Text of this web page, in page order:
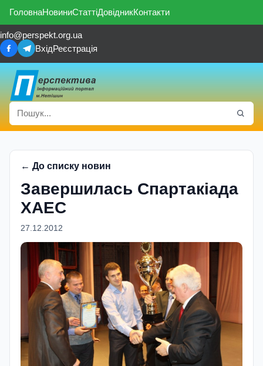
ГоловнаНовиниСтаттіДовідникКонтакти
info@perspekt.org.ua
ВхідРеєстрація
← До списку новин
Завершилась Спартакіада
ХАЕС
27.12.2012